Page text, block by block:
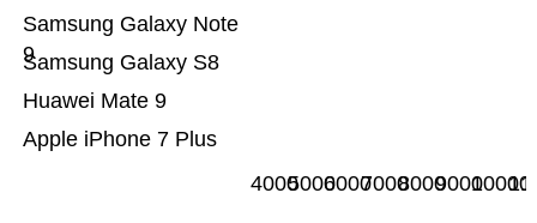
Apple iPhone 7 Plus
Huawei Mate 9
Samsung Galaxy S8
Samsung Galaxy Note
9
40005000600070008000900010000